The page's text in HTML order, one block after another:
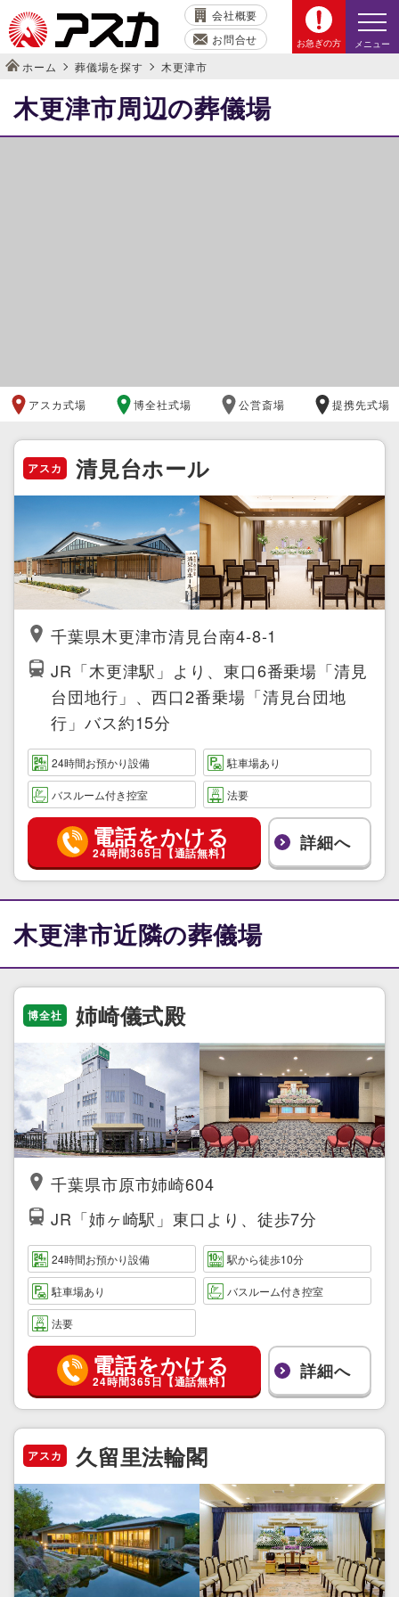
会社概要
お問合せ
お急ぎの方 メニュー
ホーム 葬儀場を探す 木更津市
木更津市周辺の葬儀場
アスカ式場 博全社式場 公営斎場 提携先式場
アスカ 清見台ホール
千葉県木更津市清見台南4-8-1
JR「木更津駅」より、東口6番乗場「清見
台団地行」、西口2番乗場「清見台団地
行」バス約15分
24時間お預かり設備 駐車場あり
バスルーム付き控室 法要
電話をかける
24時間365日【通話無料】 詳細へ
木更津市近隣の葬儀場
博全社 姉崎儀式殿
千葉県市原市姉崎604
JR「姉ヶ崎駅」東口より、徒歩7分
24時間お預かり設備 駅から徒歩10分
駐車場あり バスルーム付き控室
法要
電話をかける
24時間365日【通話無料】 詳細へ
アスカ 久留里法輪閣